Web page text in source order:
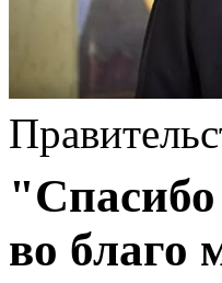
"Спасибо
во благо